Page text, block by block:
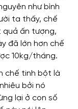
như bình
ta thấy, chế
ấn tượng,
đã lớn hơn chế
10kg/tháng.
chế tinh bột là
bởi nó
lại ở con số